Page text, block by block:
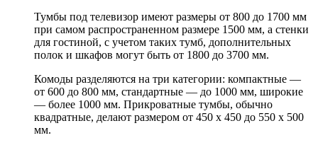
Тумбы под телевизор имеют размеры от 800 до 1700 мм
при самом распространенном размере 1500 мм, а стенки
для гостиной, с учетом таких тумб, дополнительных
полок и шкафов могут быть от 1800 до 3700 мм.
Комоды разделяются на три категории: компактные —
от 600 до 800 мм, стандартные — до 1000 мм, широкие
— более 1000 мм. Прикроватные тумбы, обычно
квадратные, делают размером от 450 х 450 до 550 х 500
мм.